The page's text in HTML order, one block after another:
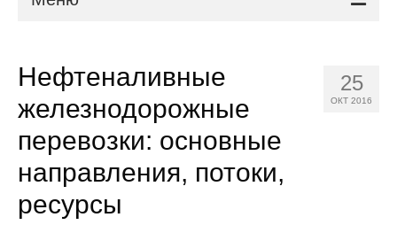
О нас
Об институте
Научные подразделения
Администрация
25
ОКТ 2016
Нефтеналивные
железнодорожные
перевозки: основные
направления, потоки,
ресурсы